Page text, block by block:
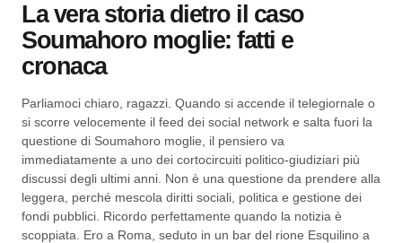
La vera storia dietro il caso
Soumahoro moglie: fatti e
cronaca
Parliamoci chiaro, ragazzi. Quando si accende il telegiornale o
si scorre velocemente il feed dei social network e salta fuori la
questione di Soumahoro moglie, il pensiero va
immediatamente a uno dei cortocircuiti politico-giudiziari più
discussi degli ultimi anni. Non è una questione da prendere alla
leggera, perché mescola diritti sociali, politica e gestione dei
fondi pubblici. Ricordo perfettamente quando la notizia è
scoppiata. Ero a Roma, seduto in un bar del rione Esquilino a